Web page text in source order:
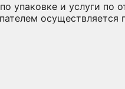
упаковке и услуги